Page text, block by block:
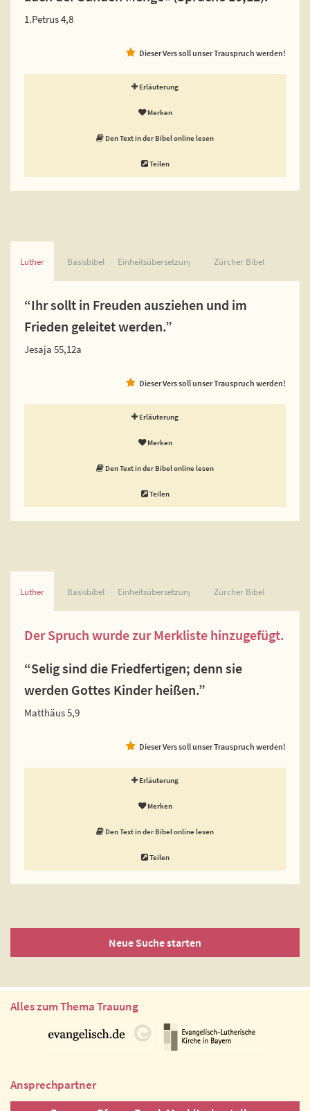
1.Petrus 4,8
Dieser Vers soll unser Trauspruch werden!
Erläuterung
Merken
Den Text in der Bibel online lesen
Teilen
Luther Basisbibel Einheitsübersetzung Zürcher Bibel
“Ihr sollt in Freuden ausziehen und im
Frieden geleitet werden.”
Jesaja 55,12a
Dieser Vers soll unser Trauspruch werden!
Erläuterung
Merken
Den Text in der Bibel online lesen
Teilen
Luther Basisbibel Einheitsübersetzung Zürcher Bibel
Der Spruch wurde zur Merkliste hinzugefügt.
“Selig sind die Friedfertigen; denn sie
werden Gottes Kinder heißen.”
Matthäus 5,9
Dieser Vers soll unser Trauspruch werden!
Erläuterung
Merken
Den Text in der Bibel online lesen
Teilen
Neue Suche starten
Alles zum Thema Trauung
Ansprechpartner